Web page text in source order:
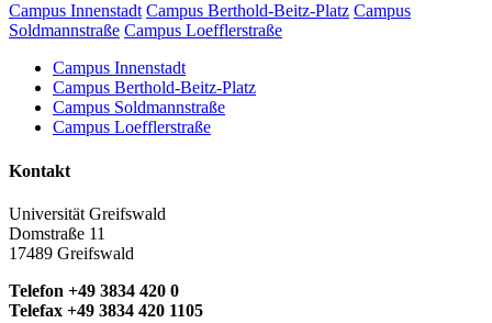
Campus Innenstadt Campus Berthold-Beitz-Platz Campus
Soldmannstraße Campus Loefflerstraße
Campus Innenstadt
Campus Berthold-Beitz-Platz
Campus Soldmannstraße
Campus Loefflerstraße
Kontakt
Universität Greifswald
Domstraße 11
17489 Greifswald
Telefon +49 3834 420 0
Telefax +49 3834 420 1105